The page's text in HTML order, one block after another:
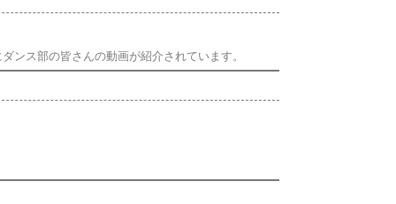
ンス部の皆さんの動画が紹介されています。